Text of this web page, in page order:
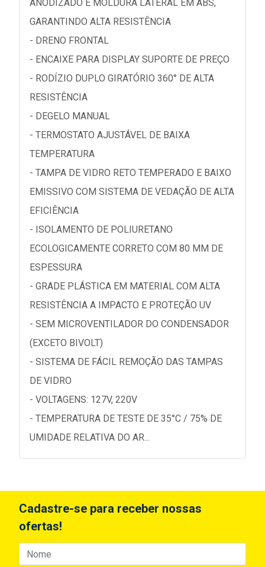
ANODIZADO E MOLDURA LATERAL EM ABS,
GARANTINDO ALTA RESISTÊNCIA
- DRENO FRONTAL
- ENCAIXE PARA DISPLAY SUPORTE DE PREÇO
- RODÍZIO DUPLO GIRATÓRIO 360° DE ALTA
RESISTÊNCIA
- DEGELO MANUAL
- TERMOSTATO AJUSTÁVEL DE BAIXA
TEMPERATURA
- TAMPA DE VIDRO RETO TEMPERADO E BAIXO
EMISSIVO COM SISTEMA DE VEDAÇÃO DE ALTA
EFICIÊNCIA
- ISOLAMENTO DE POLIURETANO
ECOLOGICAMENTE CORRETO COM 80 MM DE
ESPESSURA
- GRADE PLÁSTICA EM MATERIAL COM ALTA
RESISTÊNCIA A IMPACTO E PROTEÇÃO UV
- SEM MICROVENTILADOR DO CONDENSADOR
(EXCETO BIVOLT)
- SISTEMA DE FÁCIL REMOÇÃO DAS TAMPAS
DE VIDRO
- VOLTAGENS: 127V, 220V
- TEMPERATURA DE TESTE DE 35°C / 75% DE
UMIDADE RELATIVA DO AR...
Cadastre-se para receber nossas
ofertas!